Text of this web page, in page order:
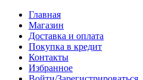
Главная
Магазин
Доставка и оплата
Покупка в кредит
Контакты
Избранное